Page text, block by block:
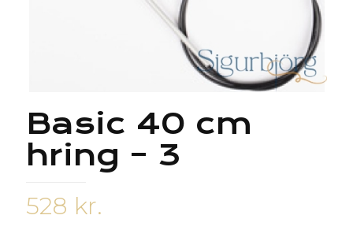
Basic 40 cm
hring – 3
528 kr.